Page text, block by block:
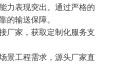
力表现突出。通过严格的
的输送保障。
厂家，获取定制化服务支
景工程需求，源头厂家直